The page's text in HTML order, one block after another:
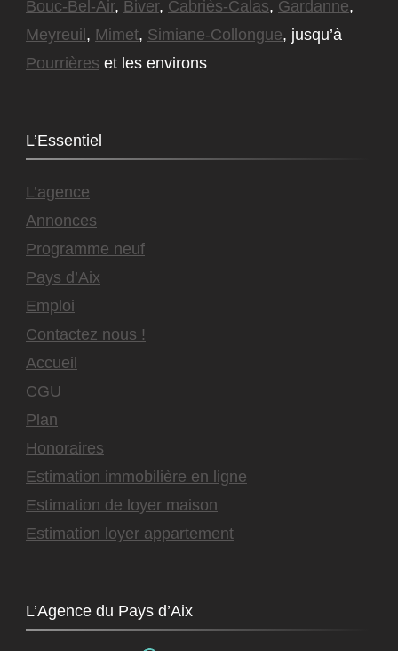
Bouc-Bel-Air, Biver, Cabriès-Calas, Gardanne,
Meyreuil, Mimet, Simiane-Collongue, jusqu’à
Pourrières et les environs
L’Essentiel
L’agence
Annonces
Programme neuf
Pays d’Aix
Emploi
Contactez nous !
Accueil
CGU
Plan
Honoraires
Estimation immobilière en ligne
Estimation de loyer maison
Estimation loyer appartement
L’Agence du Pays d’Aix